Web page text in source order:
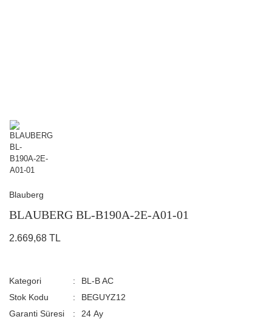
Blauberg
BLAUBERG BL-B190А-2E-A01-01
2.669,68 TL
Kategori
BL-B AC
Stok Kodu
BEGUYZ12
Garanti Süresi
24 Ay